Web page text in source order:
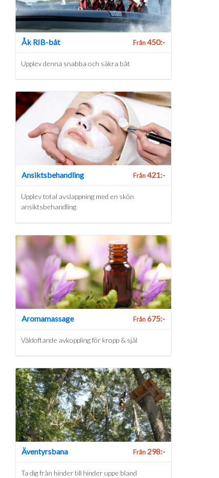
Åk RIB-båt Från450:-
Upplev denna snabba och säkra båt
Ansiktsbehandling Från421:-
Upplev total avslappning med en skön
ansiktsbehandling
Aromamassage Från675:-
Väldoftande avkoppling för kropp & själ
Äventyrsbana Från298:-
Ta dig från hinder till hinder uppe bland